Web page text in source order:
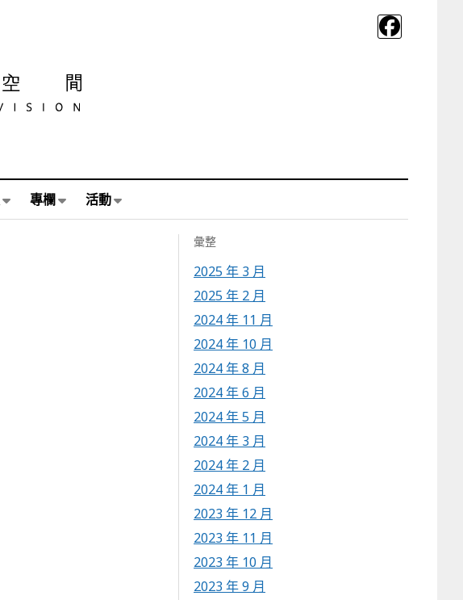
專欄 活動
彙整
2025 年 3 月
2025 年 2 月
2024 年 11 月
2024 年 10 月
2024 年 8 月
2024 年 6 月
2024 年 5 月
2024 年 3 月
2024 年 2 月
2024 年 1 月
2023 年 12 月
2023 年 11 月
2023 年 10 月
2023 年 9 月